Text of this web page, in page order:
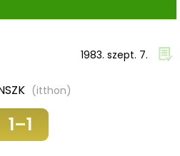
1983. szept. 7.
(itthon)
1–1